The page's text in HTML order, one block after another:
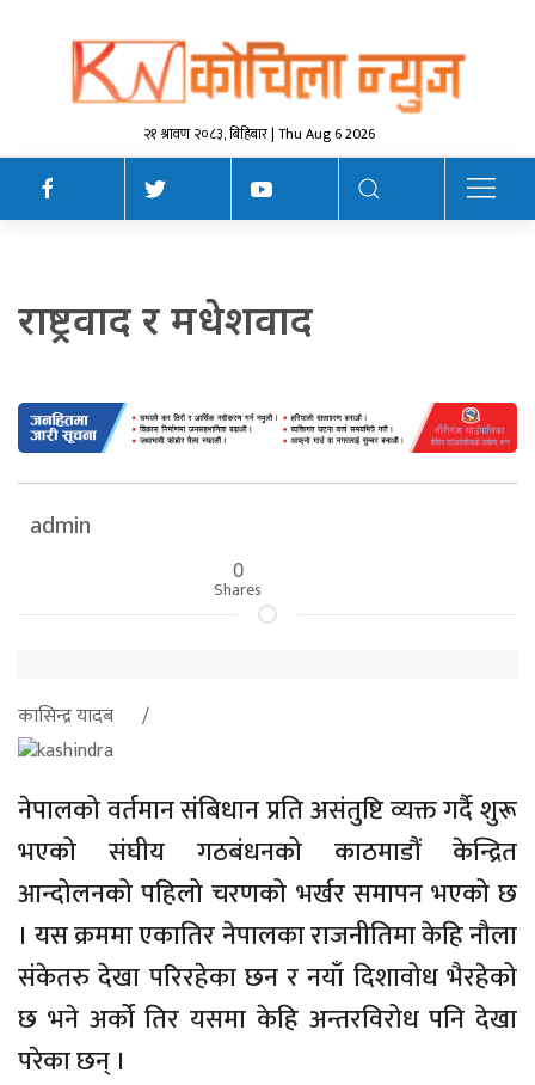
२१ श्रावण २०८३, बिहिबार | Thu Aug 6 2026
राष्ट्रवाद र मधेशवाद
admin
0
Shares
कासिन्द्र यादब /
नेपालको वर्तमान संबिधान प्रति असंतुष्टि व्यक्त गर्दै शुरू
भएको संघीय गठबंधनको काठमाडौं केन्द्रित
आन्दोलनको पहिलो चरणको भर्खर समापन भएको छ
। यस क्रममा एकातिर नेपालका राजनीतिमा केहि नौला
संकेतरु देखा परिरहेका छन र नयाँ दिशावोध भैरहेको
छ भने अर्को तिर यसमा केहि अन्तरविरोध पनि देखा
परेका छन् ।